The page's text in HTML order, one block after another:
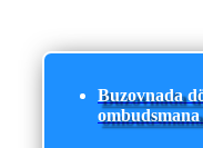
Buzovnada